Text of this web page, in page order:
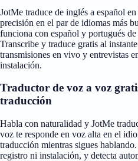
JotMe traduce de inglés a español
precisión en el par de idiomas más
funciona con español y portugués
Transcribe y traduce gratis al
transmisiones en vivo y entrevistas
instalación.
Traductor de voz a voz
traducción
Habla con naturalidad y JotMe
voz te responde en voz alta en el
traducción mientras sigues
registro ni instalación, y detecta